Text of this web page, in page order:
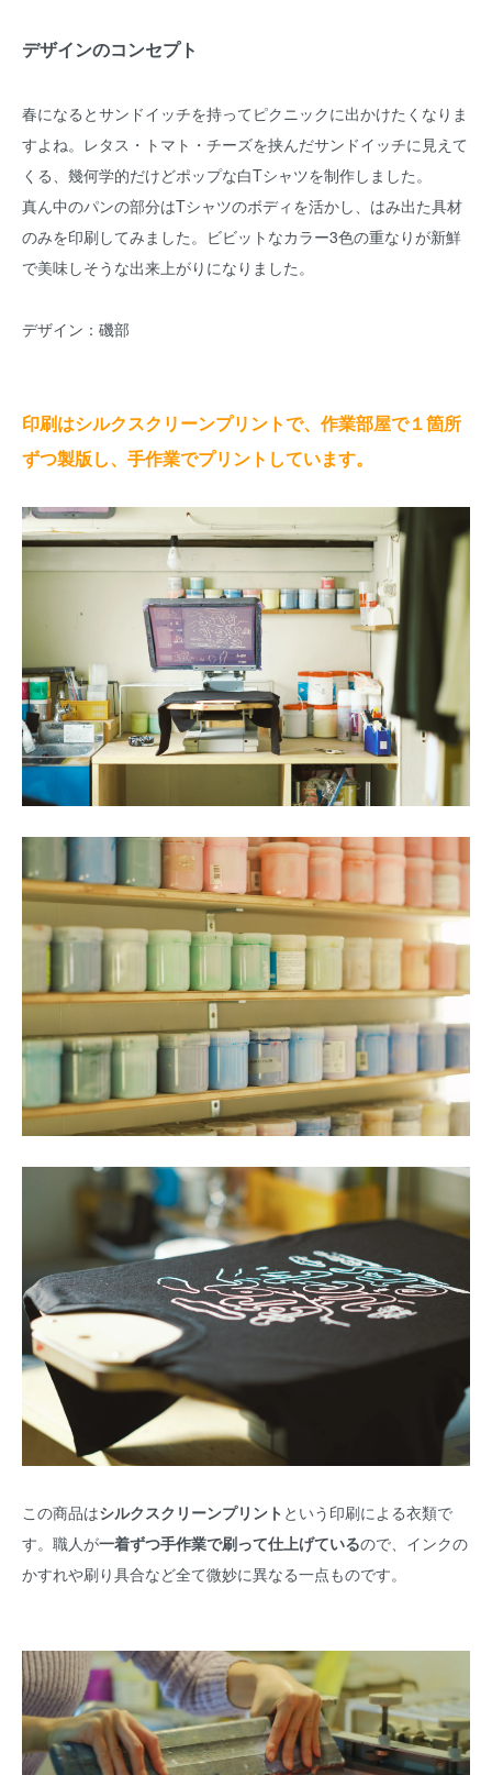
デザインのコンセプト
春になるとサンドイッチを持ってピクニックに出かけたくなりま
すよね。レタス・トマト・チーズを挟んだサンドイッチに見えて
くる、幾何学的だけどポップな白Tシャツを制作しました。
真ん中のパンの部分はTシャツのボディを活かし、はみ出た具材
のみを印刷してみました。ビビットなカラー3色の重なりが新鮮
で美味しそうな出来上がりになりました。
デザイン：磯部
印刷はシルクスクリーンプリントで、作業部屋で１箇所
ずつ製版し、手作業でプリントしています。
この商品はシルクスクリーンプリント という印刷による衣類で
す。職人が一着ずつ手作業で刷って仕上げているので、インクの
かすれや刷り具合など全て微妙に異なる一点ものです。